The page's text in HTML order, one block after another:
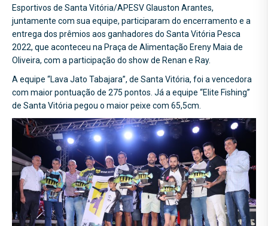
Esportivos de Santa Vitória/APESV Glauston Arantes,
juntamente com sua equipe, participaram do encerramento e a
entrega dos prêmios aos ganhadores do Santa Vitória Pesca
2022, que aconteceu na Praça de Alimentação Ereny Maia de
Oliveira, com a participação do show de Renan e Ray.
A equipe “Lava Jato Tabajara”, de Santa Vitória, foi a vencedora
com maior pontuação de 275 pontos. Já a equipe “Elite Fishing”
de Santa Vitória pegou o maior peixe com 65,5cm.